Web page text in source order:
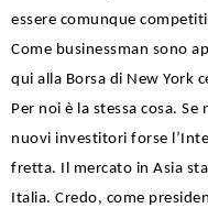
essere comunque
Come businessman sono
qui alla Borsa di New York
Per noi è la stessa cosa.
nuovi investitori forse
fretta. Il mercato in Asia
Italia. Credo, come